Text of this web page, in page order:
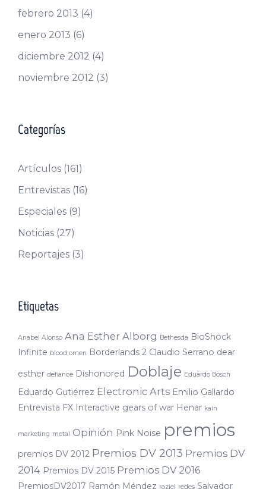
febrero 2013 (4)
enero 2013 (6)
diciembre 2012 (4)
noviembre 2012 (3)
Categorías
Artículos (161)
Entrevistas (16)
Especiales (9)
Noticias (27)
Reportajes (3)
Etiquetas
Anabel Alonso Ana Esther Alborg Bethesda BioShock
Infinite blood omen Borderlands 2 Claudio Serrano dear
esther defiance Dishonored Doblaje Eduardo Bosch
Eduardo Gutiérrez Electronic Arts Emilio Gallardo
Entrevista FX Interactive gears of war Henar kain
marketing metal Opinión Pink Noise premios
premios DV 2012 Premios DV 2013 Premios DV
2014 Premios DV 2015 Premios DV 2016
PremiosDV2017 Ramón Méndez raziel redes Salvador